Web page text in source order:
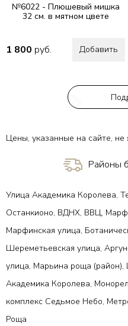
№6022 - Плюшевый мишка
32 см. в мятном цвете
1 800 руб. Добавить
Цены, указанные на сайте,
Районы
Улица Академика Королева,
Останкионо, ВДНХ, ВВЦ,
Марфинская улица,
Шереметьевская улица,
улица, Марьина роща
Академика Королева,
комплекс Седьмое Небо,
Роща